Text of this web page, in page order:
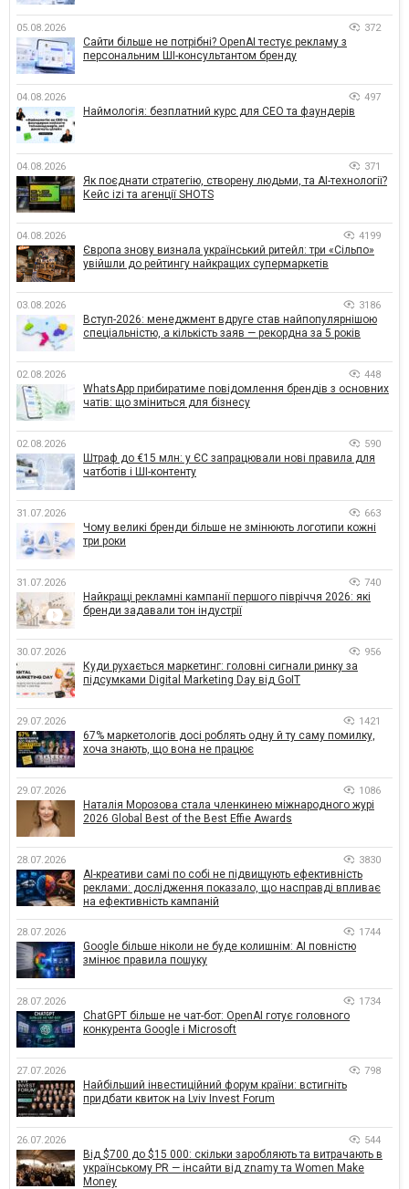
05.08.2026 372
Сайти більше не потрібні? OpenAI тестує рекламу з
персональним ШІ-консультантом бренду
04.08.2026 497
Наймологія: безплатний курс для CEO та фаундерів
04.08.2026 371
Як поєднати стратегію, створену людьми, та AI-технології?
Кейс izi та агенції SHOTS
04.08.2026 4199
Європа знову визнала український ритейл: три «Сільпо»
увійшли до рейтингу найкращих супермаркетів
03.08.2026 3186
Вступ-2026: менеджмент вдруге став найпопулярнішою
спеціальністю, а кількість заяв — рекордна за 5 років
02.08.2026 448
WhatsApp прибиратиме повідомлення брендів з основних
чатів: що зміниться для бізнесу
02.08.2026 590
Штраф до €15 млн: у ЄС запрацювали нові правила для
чатботів і ШІ-контенту
31.07.2026 663
Чому великі бренди більше не змінюють логотипи кожні
три роки
31.07.2026 740
Найкращі рекламні кампанії першого півріччя 2026: які
бренди задавали тон індустрії
30.07.2026 956
Куди рухається маркетинг: головні сигнали ринку за
підсумками Digital Marketing Day від GoIT
29.07.2026 1421
67% маркетологів досі роблять одну й ту саму помилку,
хоча знають, що вона не працює
29.07.2026 1086
Наталія Морозова стала членкинею міжнародного журі
2026 Global Best of the Best Effie Awards
28.07.2026 3830
AI-креативи самі по собі не підвищують ефективність
реклами: дослідження показало, що насправді впливає
на ефективність кампаній
28.07.2026 1744
Google більше ніколи не буде колишнім: AI повністю
змінює правила пошуку
28.07.2026 1734
ChatGPT більше не чат-бот: OpenAI готує головного
конкурента Google і Microsoft
27.07.2026 798
Найбільший інвестиційний форум країни: встигніть
придбати квиток на Lviv Invest Forum
26.07.2026 544
Від $700 до $15 000: скільки заробляють та витрачають в
українському PR — інсайти від znamy та Women Make
Money